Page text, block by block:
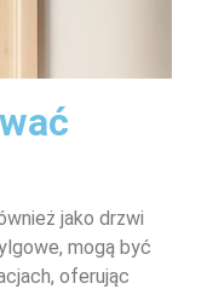
jako drzwi
mogą być
oferując